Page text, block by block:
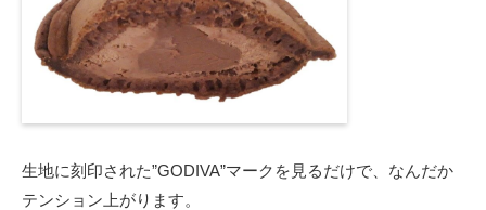
生地に刻印された”GODIVA”マークを見るだけで、なんだか
テンション上がります。